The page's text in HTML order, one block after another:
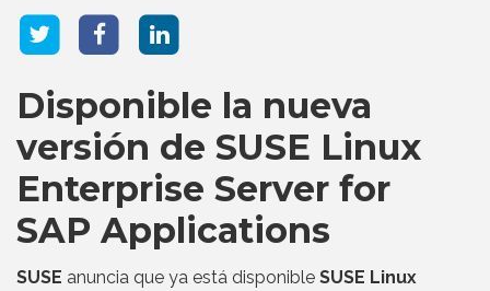
Disponible la nueva
versión de SUSE Linux
Enterprise Server for
SAP Applications
SUSE anuncia que ya está disponible SUSE Linux